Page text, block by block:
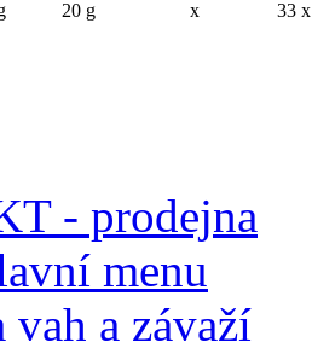
20 g x 33
- prodejna
menu
vah a závaží